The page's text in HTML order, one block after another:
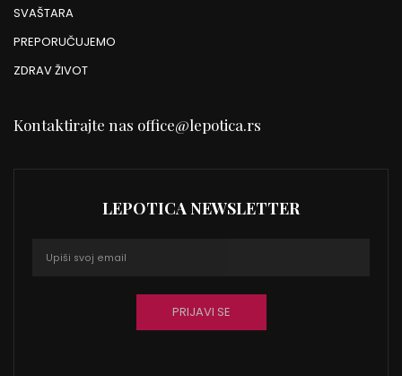
SVAŠTARA
PREPORUČUJEMO
ZDRAV ŽIVOT
Kontaktirajte nas office@lepotica.rs
LEPOTICA NEWSLETTER